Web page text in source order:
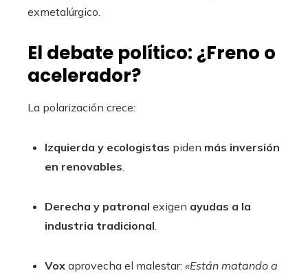
exmetalúrgico.
El debate político: ¿Freno o
acelerador?
La polarización crece:
Izquierda y ecologistas piden más inversión
en renovables.
Derecha y patronal exigen ayudas a la
industria tradicional.
Vox aprovecha el malestar: «Están matando a